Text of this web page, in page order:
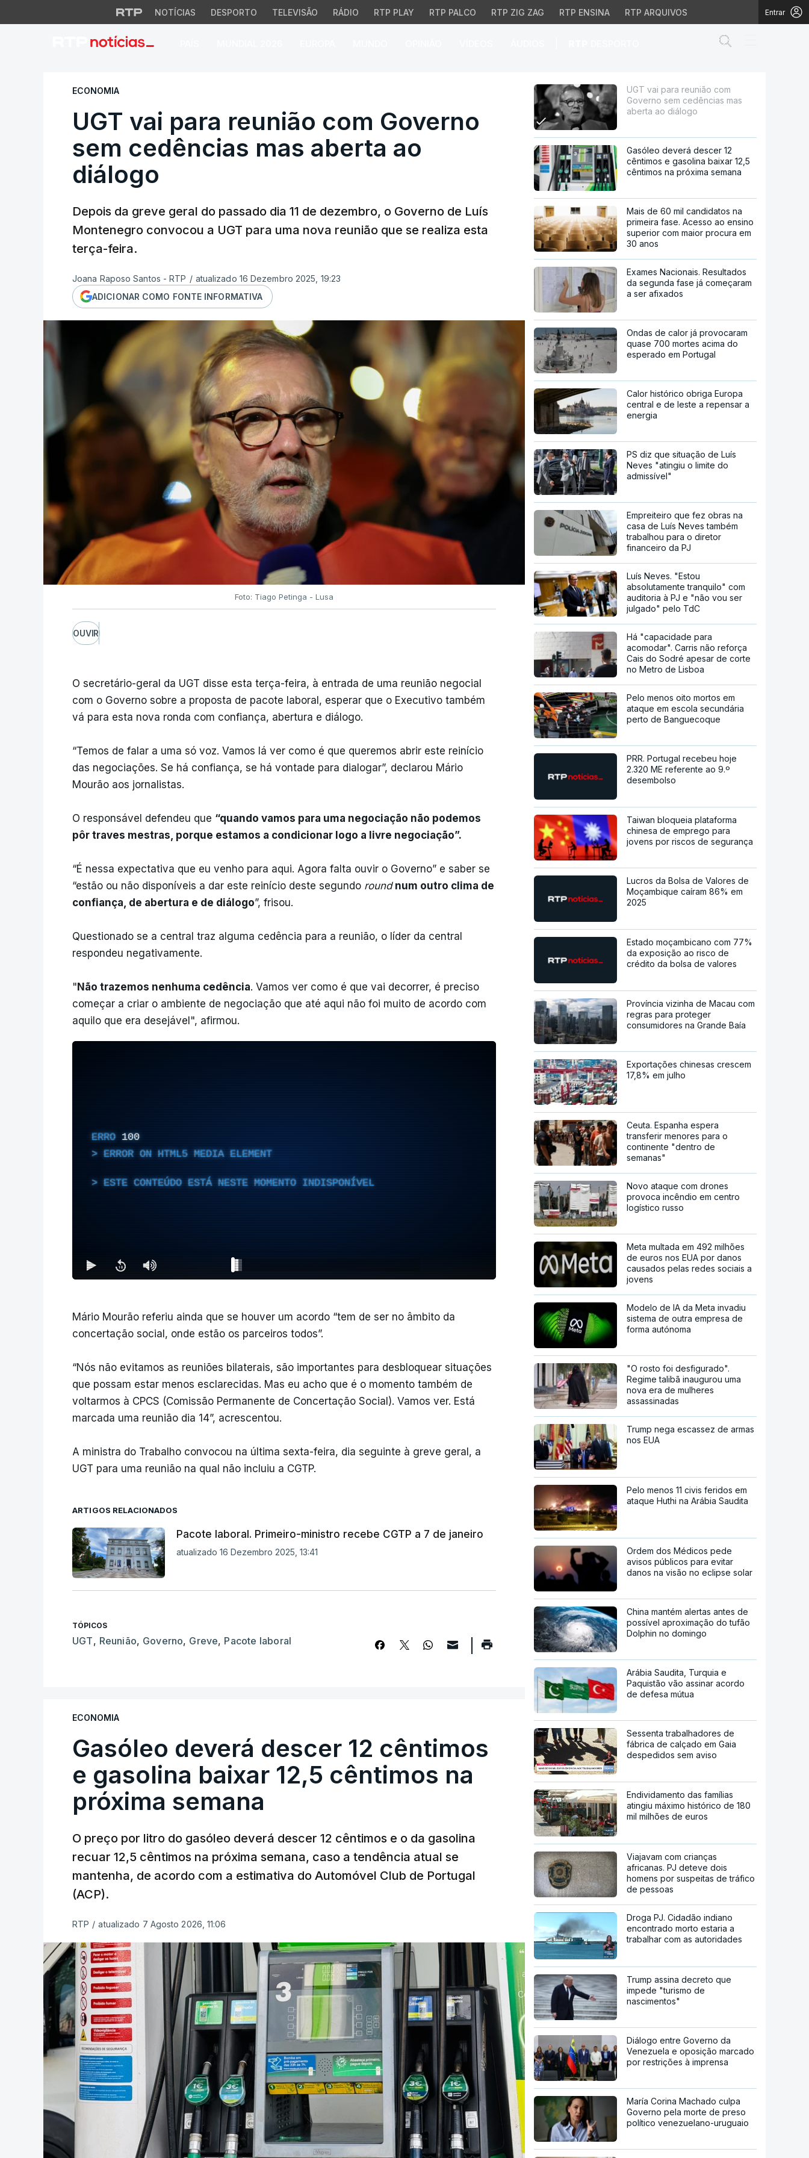
NOTÍCIAS DESPORTO TELEVISÃO RÁDIO RTP PLAY RTP PALCO RTP ZIG ZAG RTP ENSINA RTP ARQUIVOS Entrar
UGT vai para reunião com Governo sem cedências mas aberta
ECONOMIA
UGT vai para reunião com Governo
sem cedências mas aberta ao
diálogo
Depois da greve geral do passado dia 11 de dezembro, o Governo de Luís
Montenegro convocou a UGT para uma nova reunião que se realiza esta
terça-feira.
Joana Raposo Santos - RTP / atualizado 16 Dezembro 2025, 19:23
ADICIONAR COMO FONTE INFORMATIVA
Foto: Tiago Petinga - Lusa
OUVIR
O secretário-geral da UGT disse esta terça-feira, à entrada de uma reunião negocial
com o Governo sobre a proposta de pacote laboral, esperar que o Executivo também
vá para esta nova ronda com confiança, abertura e diálogo.
“Temos de falar a uma só voz. Vamos lá ver como é que queremos abrir este reinício
das negociações. Se há confiança, se há vontade para dialogar”, declarou Mário
Mourão aos jornalistas.
O responsável defendeu que “quando vamos para uma negociação não podemos
pôr traves mestras, porque estamos a condicionar logo a livre negociação”.
“É nessa expectativa que eu venho para aqui. Agora falta ouvir o Governo” e saber se
“estão ou não disponíveis a dar este reinício deste segundo round num outro clima de
confiança, de abertura e de diálogo”, frisou.
Questionado se a central traz alguma cedência para a reunião, o líder da central
respondeu negativamente.
" Não trazemos nenhuma cedência. Vamos ver como é que vai decorrer, é preciso
começar a criar o ambiente de negociação que até aqui não foi muito de acordo com
aquilo que era desejável", afirmou.
ERRO 100
ERROR ON HTML5 MEDIA ELEMENT
ESTE CONTEÚDO ESTÁ NESTE MOMENTO INDISPONÍVEL
Mário Mourão referiu ainda que se houver um acordo “tem de ser no âmbito da
concertação social, onde estão os parceiros todos”.
“Nós não evitamos as reuniões bilaterais, são importantes para desbloquear situações
que possam estar menos esclarecidas. Mas eu acho que é o momento também de
voltarmos à CPCS (Comissão Permanente de Concertação Social). Vamos ver. Está
marcada uma reunião dia 14”, acrescentou.
A ministra do Trabalho convocou na última sexta-feira, dia seguinte à greve geral, a
UGT para uma reunião na qual não incluiu a CGTP.
ARTIGOS RELACIONADOS
Pacote laboral. Primeiro-ministro recebe CGTP a 7 de janeiro
atualizado 16 Dezembro 2025, 13:41
TÓPICOS
UGT, Reunião, Governo, Greve, Pacote laboral
ECONOMIA
Gasóleo deverá descer 12 cêntimos
e gasolina baixar 12,5 cêntimos na
próxima semana
O preço por litro do gasóleo deverá descer 12 cêntimos e o da gasolina
recuar 12,5 cêntimos na próxima semana, caso a tendência atual se
mantenha, de acordo com a estimativa do Automóvel Club de Portugal
(ACP).
RTP / atualizado 7 Agosto 2026, 11:06
UGT vai para reunião com
Governo sem cedências mas
aberta ao diálogo
Gasóleo deverá descer 12
cêntimos e gasolina baixar 12,5
cêntimos na próxima semana
Mais de 60 mil candidatos na
primeira fase. Acesso ao ensino
superior com maior procura em
30 anos
Exames Nacionais. Resultados
da segunda fase já começaram
a ser afixados
Ondas de calor já provocaram
quase 700 mortes acima do
esperado em Portugal
Calor histórico obriga Europa
central e de leste a repensar a
energia
PS diz que situação de Luís
Neves "atingiu o limite do
admissível"
Empreiteiro que fez obras na
casa de Luís Neves também
trabalhou para o diretor
financeiro da PJ
Luís Neves. "Estou
absolutamente tranquilo" com
auditoria à PJ e "não vou ser
julgado" pelo TdC
Há "capacidade para
acomodar". Carris não reforça
Cais do Sodré apesar de corte
no Metro de Lisboa
Pelo menos oito mortos em
ataque em escola secundária
perto de Banguecoque
PRR. Portugal recebeu hoje
2.320 ME referente ao 9.º
desembolso
Taiwan bloqueia plataforma
chinesa de emprego para
jovens por riscos de segurança
Lucros da Bolsa de Valores de
Moçambique caíram 86% em
2025
Estado moçambicano com 77%
da exposição ao risco de
crédito da bolsa de valores
Província vizinha de Macau com
regras para proteger
consumidores na Grande Baía
Exportações chinesas crescem
17,8% em julho
Ceuta. Espanha espera
transferir menores para o
continente "dentro de
semanas"
Novo ataque com drones
provoca incêndio em centro
logístico russo
Meta multada em 492 milhões
de euros nos EUA por danos
causados pelas redes sociais a
jovens
Modelo de IA da Meta invadiu
sistema de outra empresa de
forma autónoma
"O rosto foi desfigurado".
Regime talibã inaugurou uma
nova era de mulheres
assassinadas
Trump nega escassez de armas
nos EUA
Pelo menos 11 civis feridos em
ataque Huthi na Arábia Saudita
Ordem dos Médicos pede
avisos públicos para evitar
danos na visão no eclipse solar
China mantém alertas antes de
possível aproximação do tufão
Dolphin no domingo
Arábia Saudita, Turquia e
Paquistão vão assinar acordo
de defesa mútua
Sessenta trabalhadores de
fábrica de calçado em Gaia
despedidos sem aviso
Endividamento das famílias
atingiu máximo histórico de 180
mil milhões de euros
Viajavam com crianças
africanas. PJ deteve dois
homens por suspeitas de tráfico
de pessoas
Droga PJ. Cidadão indiano
encontrado morto estaria a
trabalhar com as autoridades
Trump assina decreto que
impede "turismo de
nascimentos"
Diálogo entre Governo da
Venezuela e oposição marcado
por restrições à imprensa
María Corina Machado culpa
Governo pela morte de preso
político venezuelano-uruguaio